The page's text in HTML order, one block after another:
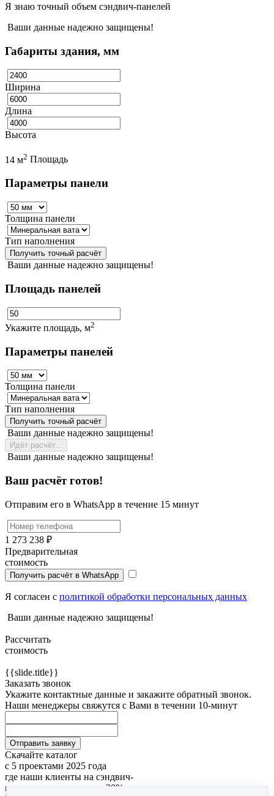
Я знаю точный объем сэндвич-панелей
Ваши данные надежно защищены!
Габариты здания, мм
Ширина
Длина
Высота
14 м2 Площадь
Параметры панели
Толщина панели
Тип наполнения
Получить точный расчёт
Ваши данные надежно защищены!
Площадь панелей
Укажите площадь, м2
Параметры панелей
Толщина панели
Тип наполнения
Получить точный расчёт
Ваши данные надежно защищены!
Идёт расчёт...
Ваши данные надежно защищены!
Ваш расчёт готов!
Отправим его в WhatsApp в течение 15 минут
1 273 238 ₽
Предварительная
стоимость
Получить расчёт в WhatsApp
Я согласен с политикой обработки персональных данных
Ваши данные надежно защищены!
Рассчитать
стоимость
{{slide.title}}
Заказать звонок
Укажите контактные данные и закажите обратный звонок.
Наши менеджеры свяжутся с Вами в течении 10-минут
Отправить заявку
Скачайте каталог
с 5 проектами 2025 года
где наши клиенты на сэндвич-
панелях сэкономили до 20%